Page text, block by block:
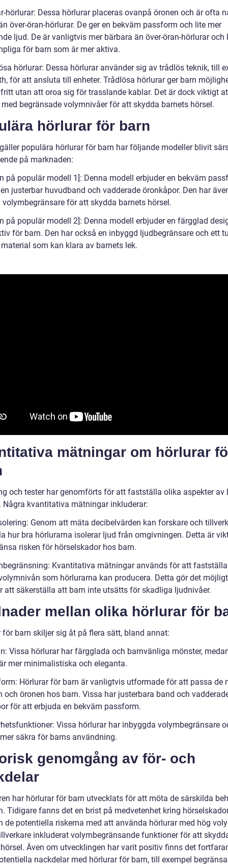
hörlurar: Dessa hörlurar placeras ovanpå öronen och är ofta
över-öran-hörlurar. De ger en bekväm passform och lite mer
ljud. De är vanligtvis mer bärbara än över-öran-hörlurar och
för barn som är mer aktiva.
hörlurar: Dessa hörlurar använder sig av trådlös teknik, till
för att ansluta till enheter. Trådlösa hörlurar ger barn
utan att oroa sig för trasslande kablar. Det är dock viktigt
begränsade volymnivåer för att skydda barnets hörsel.
hörlurar för barn
populära hörlurar för barn har följande modeller blivit
på marknaden:
på populär modell 1]: Denna modell erbjuder en bekväm
justerbar huvudband och vadderade öronkåpor. Den har
för att skydda barnets hörsel.
på populär modell 2]: Denna modell erbjuder en färgglad
för barn. Den har också en inbyggd ljudbegränsare och ett
som kan klara av barnets lek.
mätningar om hörlurar
och tester har genomförts för att fastställa olika aspekter av
Några kvantitativa mätningar inkluderar:
Genom att mäta decibelvärden kan forskare och
hur bra hörlurarna isolerar ljud från omgivningen. Detta är
risken för hörselskador hos barn.
Kvantitativa mätningar används för att
som hörlurarna kan producera. Detta gör det
att säkerställa att barn inte utsätts för skadliga ljudnivåer.
mellan olika hörlurar för
för barn skiljer sig åt på flera sätt, bland annat:
Vissa hörlurar har färgglada och barnvänliga mönster,
mer minimalistiska och eleganta.
Hörlurar för barn är vanligtvis utformade för att passa de
och öronen hos barn. Vissa har justerbara band och
för att erbjuda en bekväm passform.
Vissa hörlurar har inbyggda volymbegränsare
säkra för barns användning.
genomgång av för- och
har hörlurar för barn utvecklats för att möta de särskilda
Tidigare fanns det en brist på medvetenhet kring
de potentiella riskerna med att använda hörlurar med hög
inkluderat volymbegränsande funktioner för att
Även om utvecklingen har varit positiv finns det
nackdelar med hörlurar för barn, till exempel